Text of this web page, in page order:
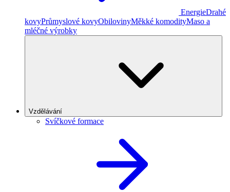
EnergieDrahé
kovyPrůmyslové kovyObilovinyMěkké komodityMaso a
mléčné výrobky
Vzdělávání
Svíčkové formace